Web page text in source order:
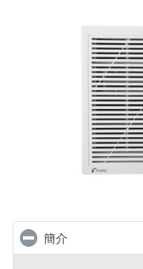
簡介